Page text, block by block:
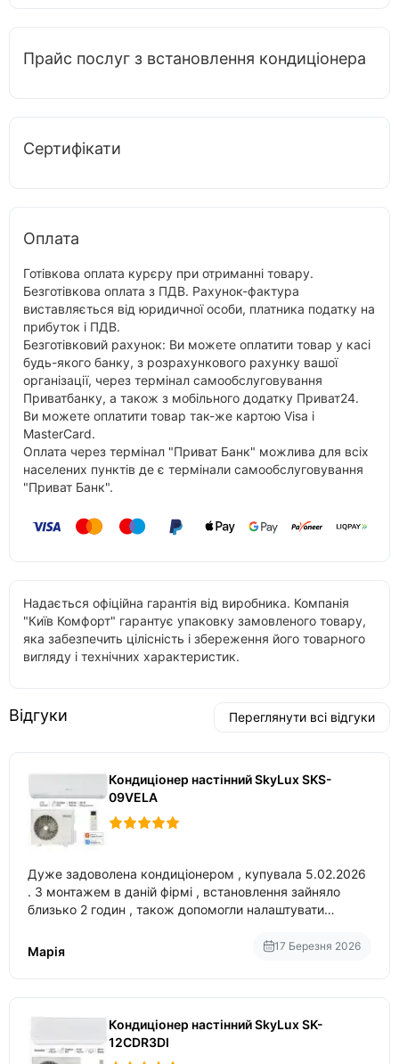
Прайс послуг з встановлення кондиціонера
Сертифікати
Оплата
Готівкова оплата курєру при отриманні товару.
Безготівкова оплата з ПДВ. Рахунок-фактура
виставляється від юридичної особи, платника податку на
прибуток і ПДВ.
Безготівковий рахунок: Ви можете оплатити товар у касі
будь-якого банку, з розрахункового рахунку вашої
організації, через термінал самообслуговування
Приватбанку, а також з мобільного додатку Приват24.
Ви можете оплатити товар так-же картою Visa і
MasterCard.
Оплата через термінал "Приват Банк" можлива для всіх
населених пунктів де є термінали самообслуговування
"Приват Банк".
Надається офіційна гарантія від виробника. Компанія
"Київ Комфорт" гарантує упаковку замовленого товару,
яка забезпечить цілісність і збереження його товарного
вигляду і технічних характеристик.
Відгуки Переглянути всі відгуки
Кондиціонер настінний SkyLux SKS-
09VELA
Дуже задоволена кондиціонером , купувала 5.02.2026
. З монтажем в даній фірмі , встановлення зайняло
близько 2 годин , також допомогли налаштувати
Марія
17 Березня 2026
Кондиціонер настінний SkyLux SK-
12CDR3DI